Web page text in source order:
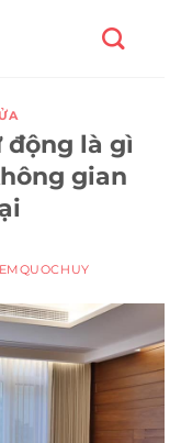
động là gì
gian